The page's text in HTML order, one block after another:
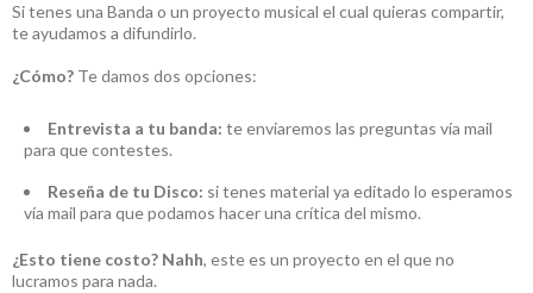
Si tenes una Banda o un proyecto musical el cual quieras compartir,
te ayudamos a difundirlo.
¿Cómo? Te damos dos opciones:
Entrevista a tu banda: te enviaremos las preguntas vía mail
para que contestes.
Reseña de tu Disco: si tenes material ya editado lo esperamos
vía mail para que podamos hacer una crítica del mismo.
¿Esto tiene costo? Nahh, este es un proyecto en el que no
lucramos para nada.